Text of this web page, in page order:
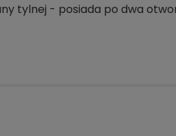
tylnej - posiada po dwa